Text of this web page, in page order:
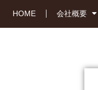
HOME 会社概要